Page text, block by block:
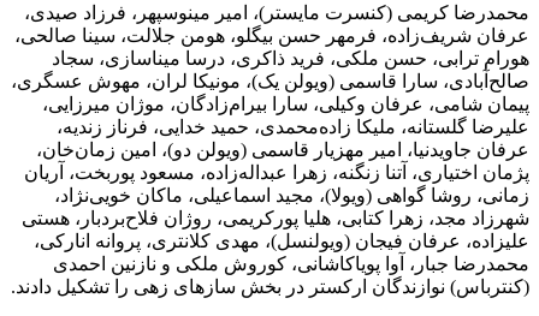
محمدرضا کریمی (کنسرت مایستر)، امیر مینوسپهر، فرزاد صیدی،
عرفان شریف‌زاده، فرمهر حسن بیگلو، هومن جلالت، سینا صالحی،
هورام ترابی، حسن ملکی، فرید ذاکری، درسا میناسازی، سجاد
صالح‌آبادی، سارا قاسمی (ویولن یک)، مونیکا لران، مهوش عسگری،
پیمان شامی، عرفان وکیلی، سارا بیرام‌زادگان، موژان میرزایی،
علیرضا گلستانه، ملیکا زاده‌محمدی، حمید خدایی، فرناز زندیه،
عرفان جاویدنیا، امیر مهزیار قاسمی (ویولن دو)، امین زمان‌خان،
پژمان اختیاری، آتنا زنگنه، زهرا عبداله‌زاده، مسعود پوربخت، آریان
زمانی، روشا گواهی (ویولا)، مجید اسماعیلی، ماکان خویی‌نژاد،
شهرزاد مجد، زهرا کتابی، هلیا پورکریمی، روژان فلاح‌بردبار، هستی
علیزاده، عرفان فیجان (ویولنسل)، مهدی کلانتری، پروانه انارکی،
محمدرضا جبار، آوا پویاکاشانی، کوروش ملکی و نازنین احمدی
(کنترباس) نوازندگان ارکستر در بخش سازهای زهی را تشکیل دادند.